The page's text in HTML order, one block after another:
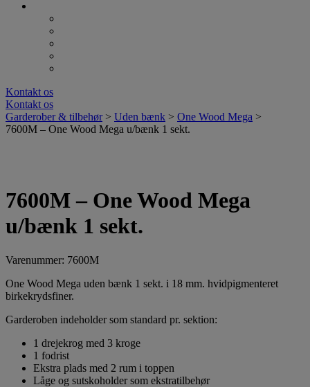
Kontakt os
Kontakt os
Garderober & tilbehør > Uden bænk > One Wood Mega >
7600M – One Wood Mega u/bænk 1 sekt.
7600M – One Wood Mega
u/bænk 1 sekt.
Varenummer: 7600M
One Wood Mega uden bænk 1 sekt. i 18 mm. hvidpigmenteret
birkekrydsfiner.
Garderoben indeholder som standard pr. sektion:
1 drejekrog med 3 kroge
1 fodrist
Ekstra plads med 2 rum i toppen
Låge og sutskoholder som ekstratilbehør